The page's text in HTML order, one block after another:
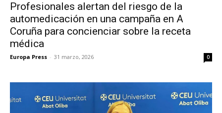
Profesionales alertan del riesgo de la
automedicación en una campaña en A
Coruña para concienciar sobre la receta
médica
Europa Press - 31 marzo, 2026 0